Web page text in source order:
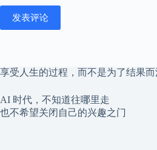
发表评论
享受人生的过程，而不是为了结果
AI 时代，不知道往哪里走
也不希望关闭自己的兴趣之门